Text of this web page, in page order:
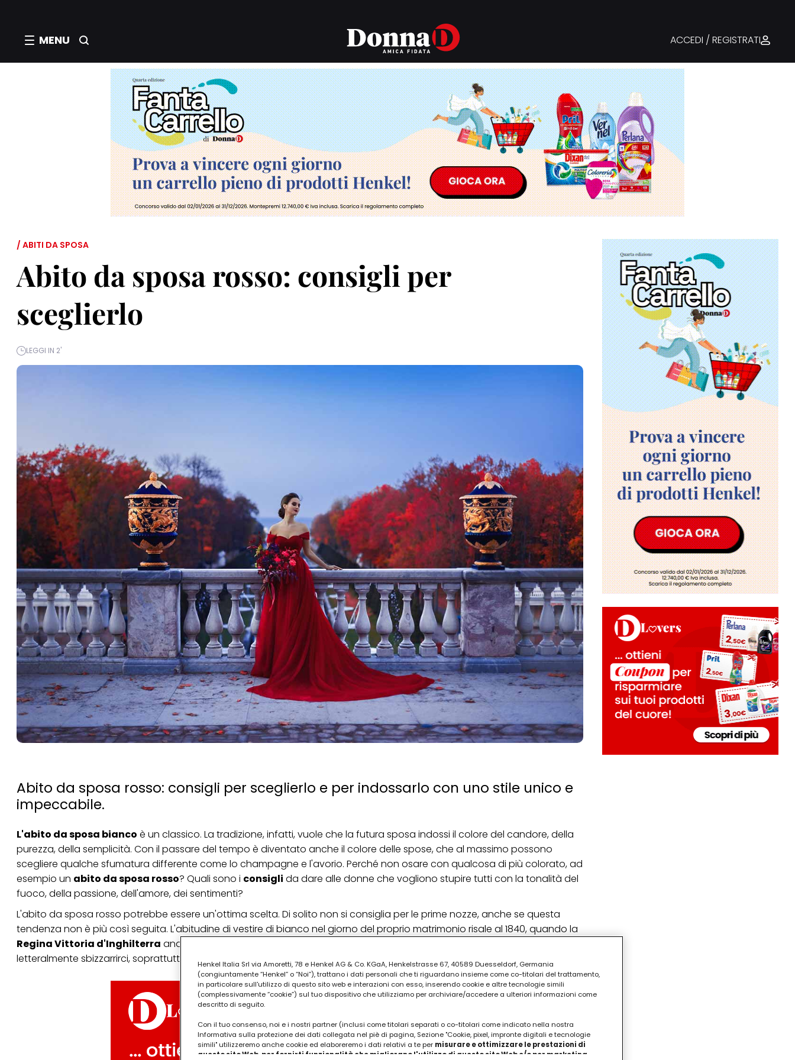
MENU ACCEDI / REGISTRATI
/ ABITI DA SPOSA
Abito da sposa rosso: consigli per
sceglierlo
LEGGI IN 2'
Abito da sposa rosso: consigli per sceglierlo e per indossarlo con uno stile unico e
impeccabile.
PUBBLICITA'
L'abito da sposa bianco è un classico. La tradizione, infatti, vuole che la futura sposa indossi il colore del candore, della
purezza, della semplicità. Con il passare del tempo è diventato anche il colore delle spose, che al massimo possono
scegliere qualche sfumatura differente come lo champagne e l'avorio. Perché non osare con qualcosa di più colorato, ad
esempio un abito da sposa rosso? Quali sono i consigli da dare alle donne che vogliono stupire tutti con la tonalità del
fuoco, della passione, dell'amore, dei sentimenti?
L'abito da sposa rosso potrebbe essere un'ottima scelta. Di solito non si consiglia per le prime nozze, anche se questa
tendenza non è più così seguita. L'abitudine di vestire di bianco nel giorno del proprio matrimonio risale al 1840, quando la
Regina Vittoria d'Inghilterra andò all'altare con Alberto di Sassonia con questo colore. Oggi, però, possiamo
letteralmente sbizzarrirci, soprattutto se il bianco non è il nostro colore.Henkel Italia Srl via Amoretti, 78 e Henkel AG & Co. KGaA, Henkelstrasse 67, 40589 Duesseldorf, Germania
(congiuntamente “Henkel” o “Noi”), trattano i dati personali che ti riguardano insieme come co-titolari del trattamento,
in particolare sull'utilizzo di questo sito web e interazioni con esso, inserendo cookie e altre tecnologie simili
(complessivamente “cookie”) sul tuo dispositivo che utilizziamo per archiviare/accedere a ulteriori informazioni come
descritto di seguito.
Con il tuo consenso, noi e i nostri partner (inclusi come titolari separati o co-titolari come indicato nella nostra
Informativa sulla protezione dei dati collegata nel piè di pagina, Sezione "Cookie, pixel, impronte digitali e tecnologie
simili" utilizzeremo anche cookie ed elaboreremo i dati relativi a te per misurare e ottimizzare le prestazioni di
questo sito Web, per fornirti funzionalità che migliorano l'utilizzo di questo sito Web e/o per marketing